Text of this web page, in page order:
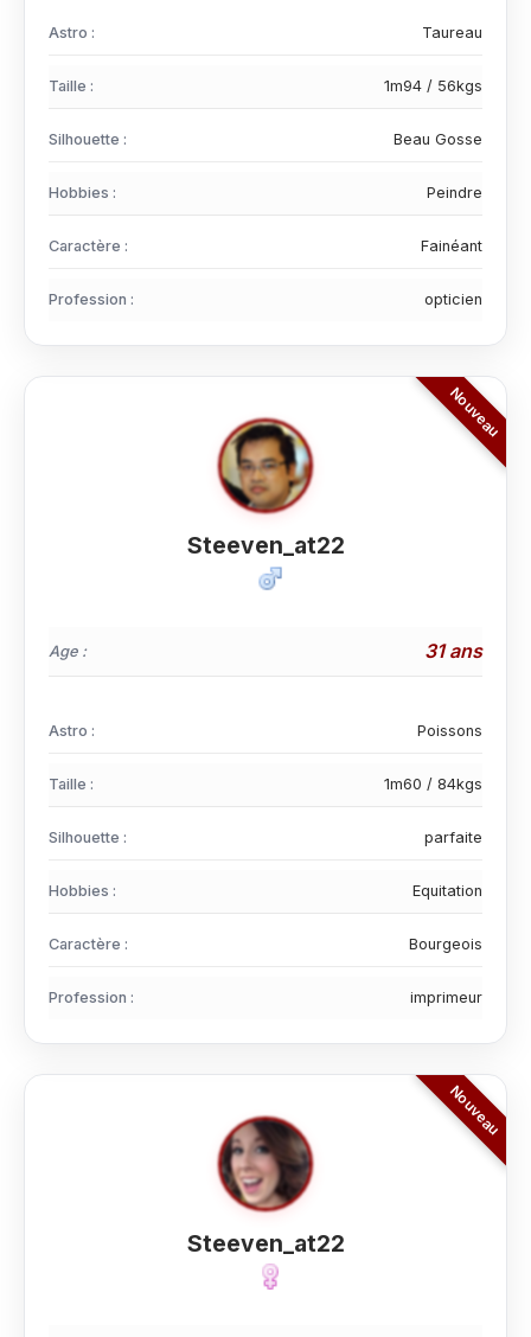
Astro : Taureau
Taille : 1m94 / 56kgs
Silhouette : Beau Gosse
Hobbies : Peindre
Caractère : Fainéant
Profession : opticien
Steeven_at22
Age : 31 ans
Astro : Poissons
Taille : 1m60 / 84kgs
Silhouette : parfaite
Hobbies : Equitation
Caractère : Bourgeois
Profession : imprimeur
Steeven_at22